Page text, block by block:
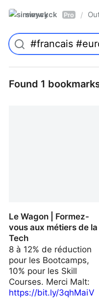
simwyck Pro /
Found 1
Le Wagon | Formez-
vous aux métiers de la
Tech
8 à 12% de réduction
pour les Bootcamps,
10% pour les Skill
Courses. Merci Malt:
https://bit.ly/3qhMaiV